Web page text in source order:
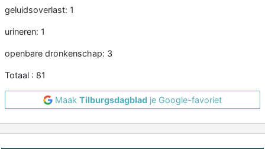
geluidsoverlast: 1
urineren: 1
openbare dronkenschap: 3
Totaal : 81
Maak Tilburgsdagblad je Google-favoriet